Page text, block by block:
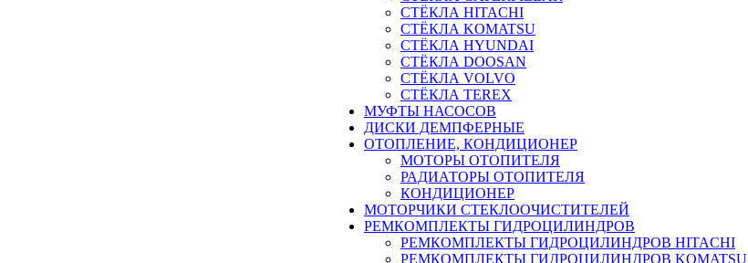
СТЁКЛА HITACHI
СТЁКЛА KOMATSU
СТЁКЛА HYUNDAI
СТЁКЛА DOOSAN
СТЁКЛА VOLVO
СТЁКЛА TEREX
МУФТЫ НАСОСОВ
ДИСКИ ДЕМПФЕРНЫЕ
ОТОПЛЕНИЕ, КОНДИЦИОНЕР
МОТОРЫ ОТОПИТЕЛЯ
РАДИАТОРЫ ОТОПИТЕЛЯ
КОНДИЦИОНЕР
МОТОРЧИКИ СТЕКЛООЧИСТИТЕЛЕЙ
РЕМКОМПЛЕКТЫ ГИДРОЦИЛИНДРОВ
РЕМКОМПЛЕКТЫ ГИДРОЦИЛИНДРОВ HITACHI
РЕМКОМПЛЕКТЫ ГИДРОЦИЛИНДРОВ KOMATSU